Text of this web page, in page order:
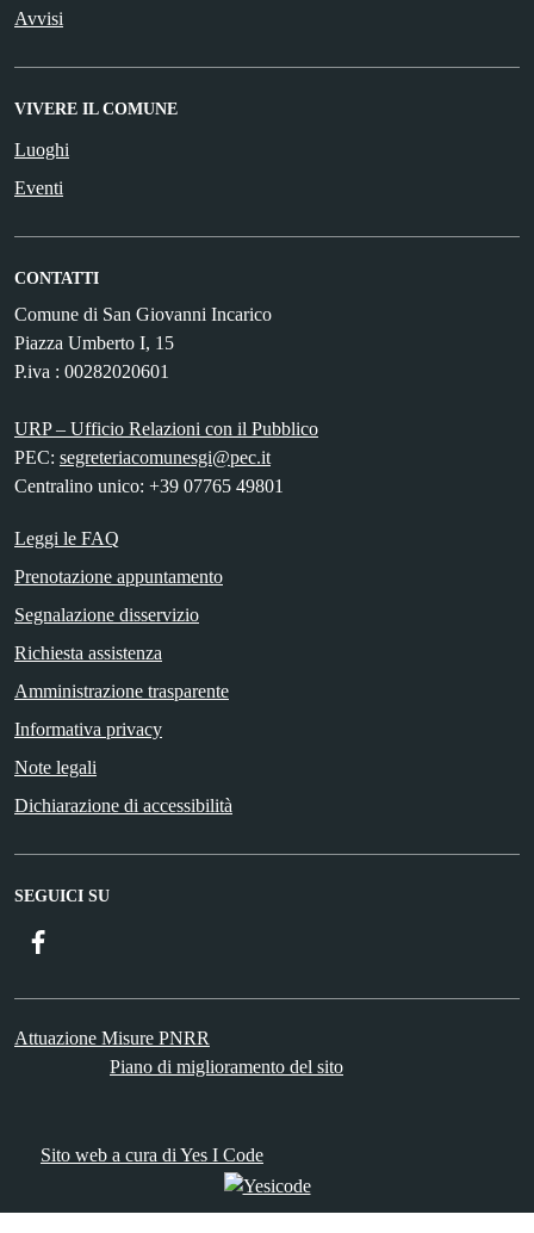
Avvisi
VIVERE IL COMUNE
Luoghi
Eventi
CONTATTI
Comune di San Giovanni Incarico
Piazza Umberto I, 15
P.iva : 00282020601
URP – Ufficio Relazioni con il Pubblico
PEC: segreteriacomunesgi@pec.it
Centralino unico: +39 07765 49801
Leggi le FAQ
Prenotazione appuntamento
Segnalazione disservizio
Richiesta assistenza
Amministrazione trasparente
Informativa privacy
Note legali
Dichiarazione di accessibilità
SEGUICI SU
Attuazione Misure PNRR
Piano di miglioramento del sito
Sito web a cura di Yes I Code